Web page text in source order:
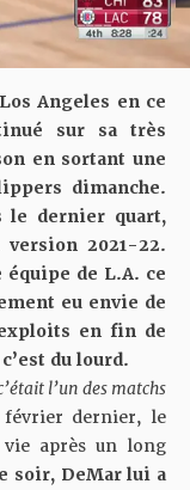
Angeles en ce
sur sa très
en sortant une
dimanche.
le dernier quart,
2021-22.
de L.A. ce
eu envie de
en fin de
du lourd.
l’un des matchs
février dernier, le
vie après un long
soir, DeMar lui a